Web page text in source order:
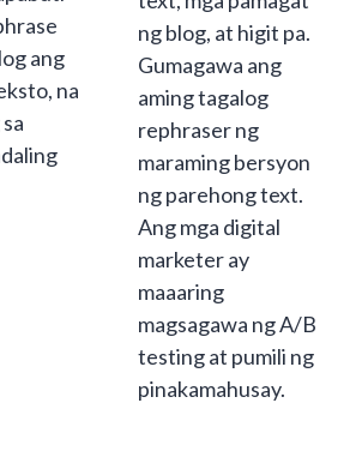
ang
na
ng blog, at higit pa.
Gumagawa ang
aming tagalog
rephraser ng
maraming bersyon
ng parehong text.
Ang mga digital
marketer ay
maaaring
magsagawa ng A/B
testing at pumili ng
pinakamahusay.